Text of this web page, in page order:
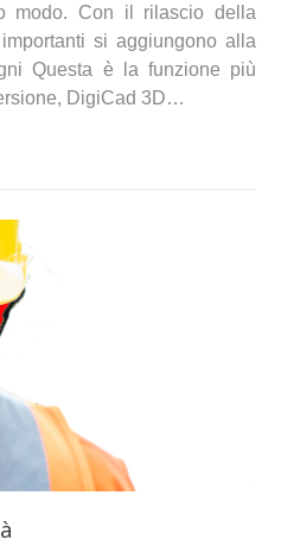
modo. Con il rilascio della
si aggiungono alla
Questa è la funzione più
DigiCad 3D…